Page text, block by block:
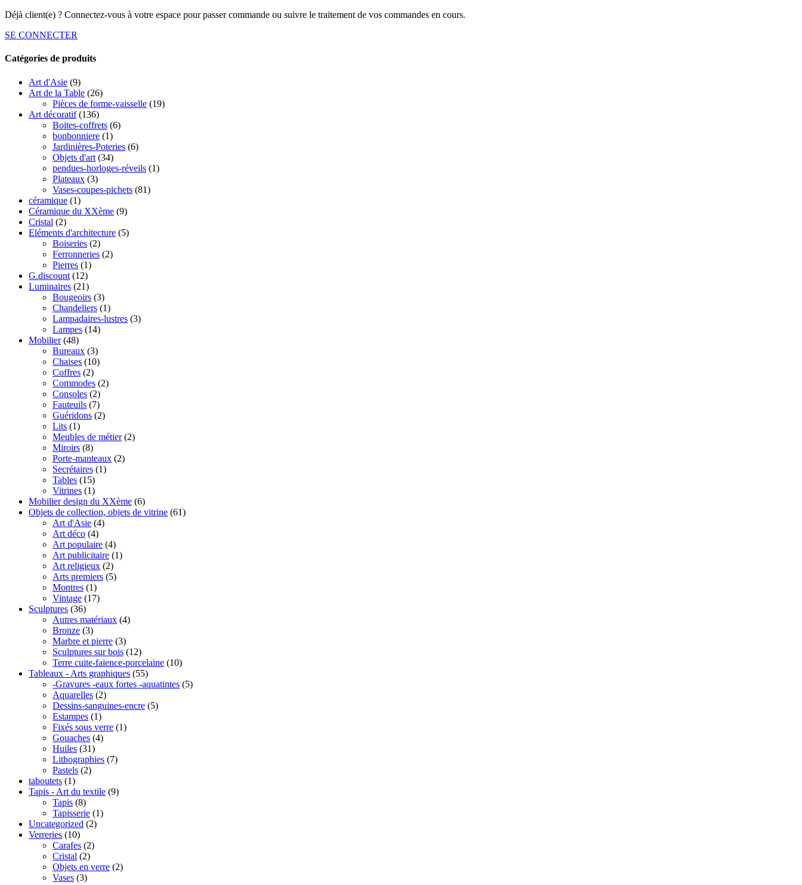
Déjà client(e) ? Connectez-vous à votre espace pour passer commande ou suivre le traitement de vos commandes en cours.
SE CONNECTER
Catégories de produits
Art d'Asie (9)
Art de la Table (26)
Pièces de forme-vaisselle (19)
Art décoratif (136)
Boites-coffrets (6)
bonbonniere (1)
Jardinières-Poteries (6)
Objets d'art (34)
pendues-horloges-réveils (1)
Plateaux (3)
Vases-coupes-pichets (81)
céramique (1)
Céramique du XXème (9)
Cristal (2)
Eléments d'architecture (5)
Boiseries (2)
Ferronneries (2)
Pierres (1)
G.discount (12)
Luminaires (21)
Bougeoirs (3)
Chandeliers (1)
Lampadaires-lustres (3)
Lampes (14)
Mobilier (48)
Bureaux (3)
Chaises (10)
Coffres (2)
Commodes (2)
Consoles (2)
Fauteuils (7)
Guéridons (2)
Lits (1)
Meubles de métier (2)
Miroirs (8)
Porte-manteaux (2)
Secrétaires (1)
Tables (15)
Vitrines (1)
Mobilier design du XXème (6)
Objets de collection, objets de vitrine (61)
Art d'Asie (4)
Art déco (4)
Art populaire (4)
Art publicitaire (1)
Art religieux (2)
Arts premiers (5)
Montres (1)
Vintage (17)
Sculptures (36)
Autres matériaux (4)
Bronze (3)
Marbre et pierre (3)
Sculptures sur bois (12)
Terre cuite-faïence-porcelaine (10)
Tableaux - Arts graphiques (55)
-Gravures -eaux fortes -aquatintes (5)
Aquarelles (2)
Dessins-sanguines-encre (5)
Estampes (1)
Fixés sous verre (1)
Gouaches (4)
Huiles (31)
Lithographies (7)
Pastels (2)
taboutets (1)
Tapis - Art du textile (9)
Tapis (8)
Tapisserie (1)
Uncategorized (2)
Verreries (10)
Carafes (2)
Cristal (2)
Objets en verre (2)
Vases (3)